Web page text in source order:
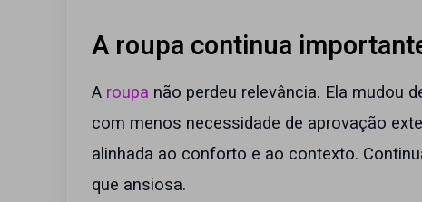
A roupa continua
A roupa não perdeu relevância. Ela mudou
com menos necessidade de aprovação
alinhada ao conforto e ao contexto.
que ansiosa.